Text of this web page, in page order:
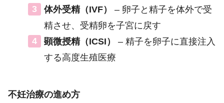
体外受精（IVF）
– 卵子と精子を体外で受
精させ、受精卵を子宮に戻す
顕微授精（ICSI）
– 精子を卵子に直接注入
する高度生殖医療
不妊治療の進め方